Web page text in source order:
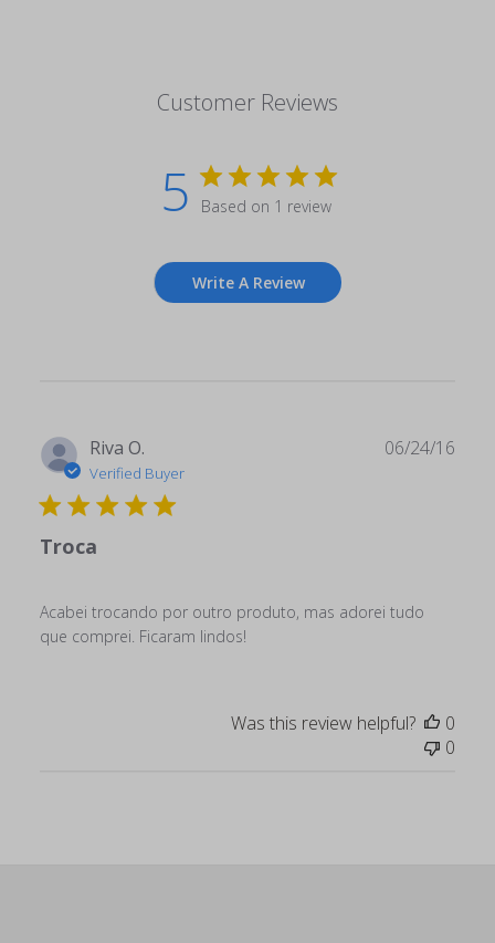
Customer Reviews
5 Based on 1 review
Write A Review
Riva O.
Verified Buyer
Troca
Acabei trocando por outro produto, mas adorei tudo
que comprei. Ficaram lindos!
06/24/16
Was this review helpful?
0
0